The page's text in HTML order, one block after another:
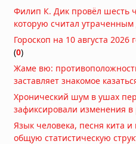
Новое
Андреас
зубов у
Вчера в
На дне
Филип К. Дик провёл шесть
которую считал
Гороскоп на 10 августа 2026
(0)
Жаме вю:
заставляет знакомое
Хронический шум в ушах
зафиксировали изменения в
Язык человека, песня кита
общую статистическую